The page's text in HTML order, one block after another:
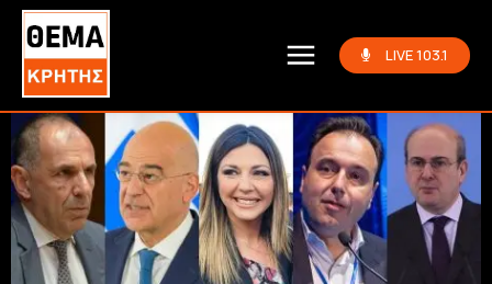
LIVE 103.1